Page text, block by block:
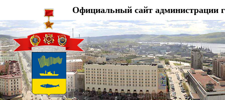
Официальный сайт администрации